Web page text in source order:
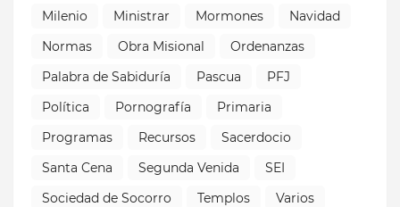
Milenio
Ministrar Mormones
Navidad
Normas
Obra Misional
Ordenanzas
Palabra de Sabiduría
Pascua
PFJ
Política
Pornografía
Primaria
Programas
Recursos
Sacerdocio
Santa Cena
Segunda Venida
SEI
Sociedad de Socorro
Templos
Varios